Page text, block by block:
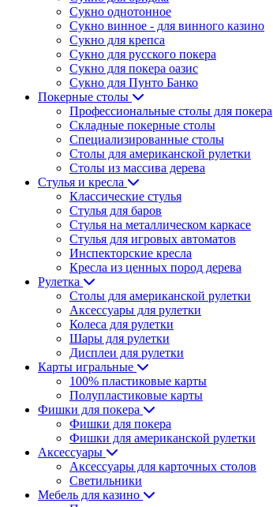
Сукно однотонное
Сукно винное - для винного казино
Сукно для крепса
Сукно для русского покера
Сукно для покера оазис
Сукно для Пунто Банко
Покерные столы
Профессиональные столы для покера
Складные покерные столы
Специализированные столы
Столы для американской рулетки
Столы из массива дерева
Стулья и кресла
Классические стулья
Стулья для баров
Стулья на металлическом каркасе
Стулья для игровых автоматов
Инспекторские кресла
Кресла из ценных пород дерева
Рулетка
Столы для американской рулетки
Аксессуары для рулетки
Колеса для рулетки
Шары для рулетки
Дисплеи для рулетки
Карты игральные
100% пластиковые карты
Полупластиковые карты
Фишки для покера
Фишки для покера
Фишки для американской рулетки
Аксессуары
Аксессуары для карточных столов
Светильники
Мебель для казино